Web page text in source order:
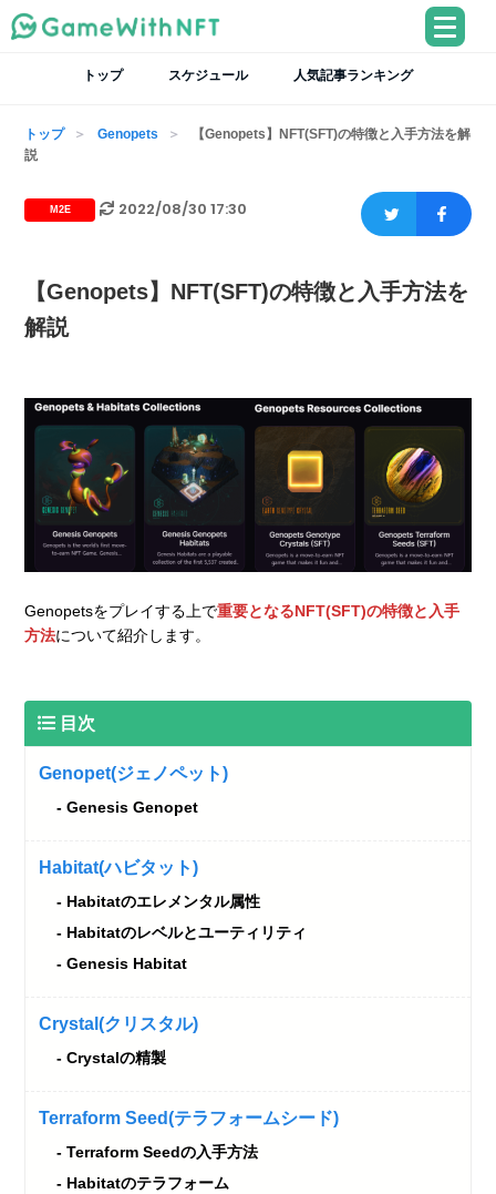
トップ スケジュール 人気記事ランキング
トップ Genopets
【Genopets】NFT(SFT)の特徴と入手方法を解
説
M2E 2022/08/30 17:30
【Genopets】NFT(SFT)の特徴と入手方法を
解説
Genopetsをプレイする上で重要となるNFT(SFT)の特徴と入手
方法について紹介します。
目次
Genopet(ジェノペット)
Genesis Genopet
Habitat(ハビタット)
Habitatのエレメンタル属性
Habitatのレベルとユーティリティ
Genesis Habitat
Crystal(クリスタル)
Crystalの精製
Terraform Seed(テラフォームシード)
Terraform Seedの入手方法
Habitatのテラフォーム